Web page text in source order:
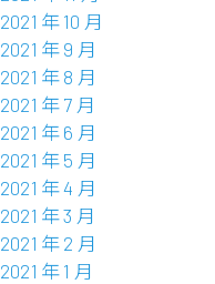
2021 年 10 月
2021 年 9 月
2021 年 8 月
2021 年 7 月
2021 年 6 月
2021 年 5 月
2021 年 4 月
2021 年 3 月
2021 年 2 月
2021 年 1 月